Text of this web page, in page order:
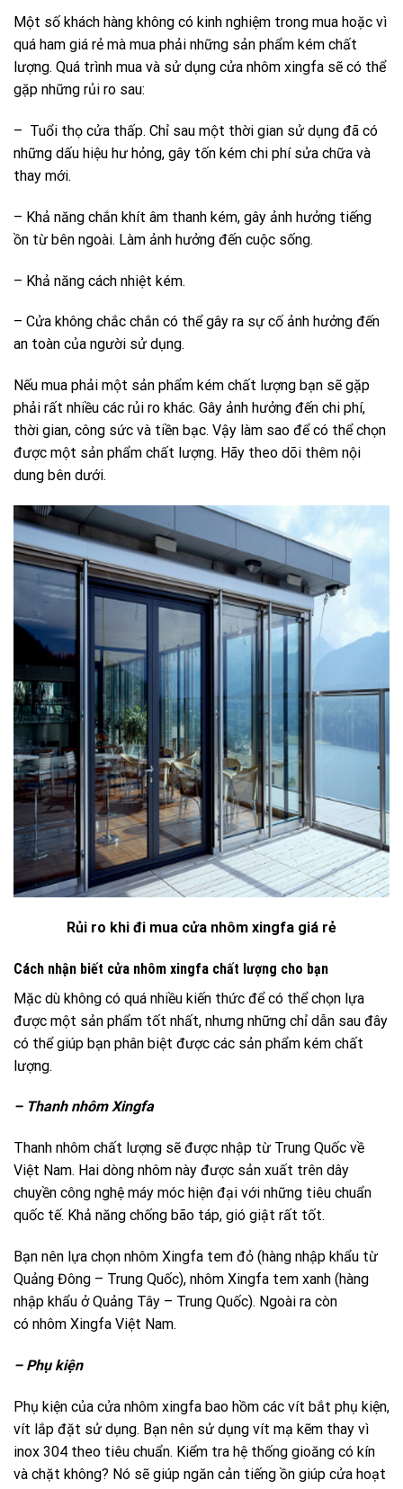
Một số khách hàng không có kinh nghiệm trong mua hoặc vì
quá ham giá rẻ mà mua phải những sản phẩm kém chất
lượng. Quá trình mua và sử dụng cửa nhôm xingfa sẽ có thể
gặp những rủi ro sau:
– Tuổi thọ cửa thấp. Chỉ sau một thời gian sử dụng đã có
những dấu hiệu hư hỏng, gây tốn kém chi phí sửa chữa và
thay mới.
– Khả năng chắn khít âm thanh kém, gây ảnh hưởng tiếng
ồn từ bên ngoài. Làm ảnh hưởng đến cuộc sống.
– Khả năng cách nhiệt kém.
– Cửa không chắc chắn có thể gây ra sự cố ảnh hưởng đến
an toàn của người sử dụng.
Nếu mua phải một sản phẩm kém chất lượng bạn sẽ gặp
phải rất nhiều các rủi ro khác. Gây ảnh hưởng đến chi phí,
thời gian, công sức và tiền bạc. Vậy làm sao để có thể chọn
được một sản phẩm chất lượng. Hãy theo dõi thêm nội
dung bên dưới.
Rủi ro khi đi mua cửa nhôm xingfa giá rẻ
Cách nhận biết cửa nhôm xingfa chất lượng cho bạn
Mặc dù không có quá nhiều kiến thức để có thể chọn lựa
được một sản phẩm tốt nhất, nhưng những chỉ dẫn sau đây
có thể giúp bạn phân biệt được các sản phẩm kém chất
lượng.
– Thanh nhôm Xingfa
Thanh nhôm chất lượng sẽ được nhập từ Trung Quốc về
Việt Nam. Hai dòng nhôm này được sản xuất trên dây
chuyền công nghệ máy móc hiện đại với những tiêu chuẩn
quốc tế. Khả năng chống bão táp, gió giật rất tốt.
Bạn nên lựa chọn nhôm Xingfa tem đỏ (hàng nhập khẩu từ
Quảng Đông – Trung Quốc), nhôm Xingfa tem xanh (hàng
nhập khẩu ở Quảng Tây – Trung Quốc). Ngoài ra còn
có nhôm Xingfa Việt Nam.
– Phụ kiện
Phụ kiện của cửa nhôm xingfa bao hồm các vít bắt phụ kiện,
vít lắp đặt sử dụng. Bạn nên sử dụng vít mạ kẽm thay vì
inox 304 theo tiêu chuẩn. Kiểm tra hệ thống gioăng có kín
và chặt không? Nó sẽ giúp ngăn cản tiếng ồn giúp cửa hoạt